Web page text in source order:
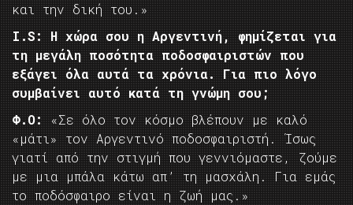
και την δική του.»
I.S: Η χώρα σου η Αργεντινή, φημίζεται για
τη μεγάλη ποσότητα ποδοσφαιριστών που
εξάγει όλα αυτά τα χρόνια. Για πιο λόγο
συμβαίνει αυτό κατά τη γνώμη σου;
Φ.Ο: «Σε όλο τον κόσμο βλέπουν με καλό
«μάτι» τον Αργεντινό ποδοσφαιριστή. Ίσως
γιατί από την στιγμή που γεννιόμαστε, ζούμε
με μια μπάλα κάτω απ’ τη μασχάλη. Για εμάς
το ποδόσφαιρο είναι η ζωή μας.»